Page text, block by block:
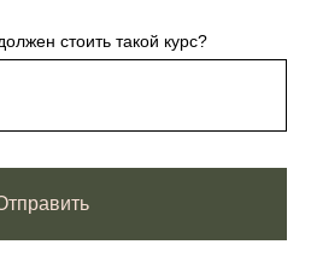
стоить такой курс?